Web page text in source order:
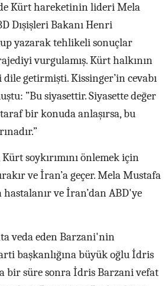
Kürt hareketinin lideri Mela
Dışişleri Bakanı Henri
yazarak tehlikeli sonuçlar
vurgulamış. Kürt halkının
getirmişti. Kissinger’in cevabı
”Bu siyasettir. Siyasette değer
bir konuda anlaşırsa, bu
soykırımını önlemek için
ve İran’a geçer. Mela Mustafa
hastalanır ve İran’dan ABD'ye
veda eden Barzani'nin
başkanlığına büyük oğlu İdris
bir süre sonra İdris Barzani vefat